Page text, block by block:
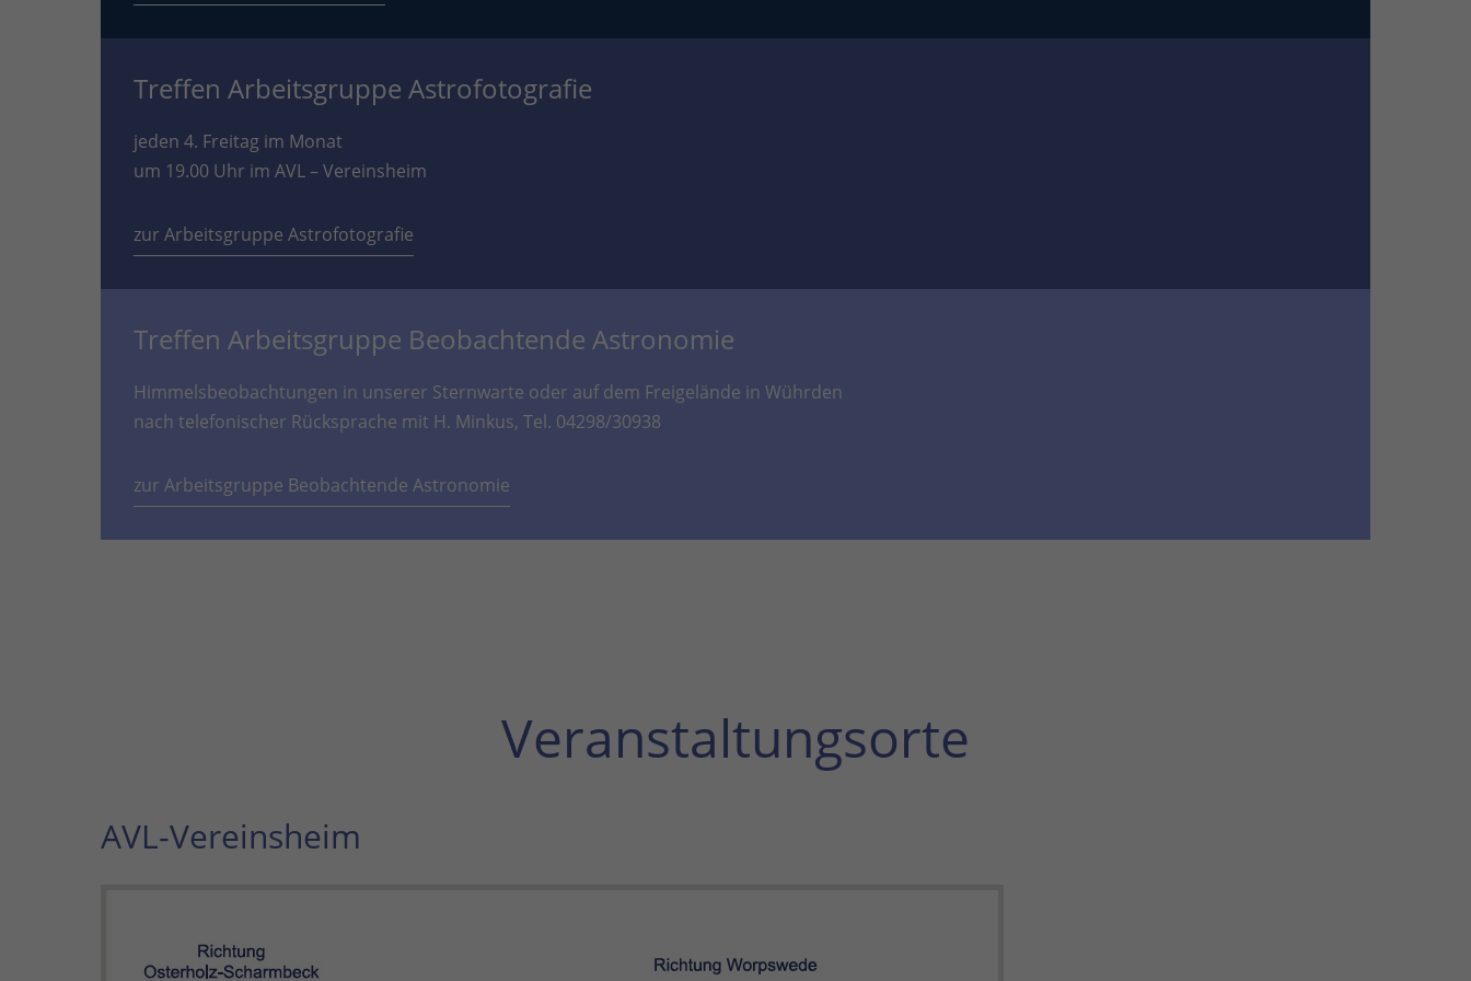
Treffen Arbeitsgruppe Astrofotografie
jeden 4. Freitag im Monat
um 19.00 Uhr im AVL – Vereinsheim
zur Arbeitsgruppe Astrofotografie
Treffen Arbeitsgruppe Beobachtende Astronomie
Himmelsbeobachtungen in unserer Sternwarte oder auf dem Freigelände in Wührden
nach telefonischer Rücksprache mit H. Minkus, Tel. 04298/30938
zur Arbeitsgruppe Beobachtende Astronomie
Veranstaltungsorte
AVL-Vereinsheim